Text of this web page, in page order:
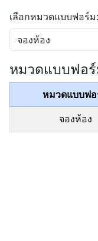
เลือกหมวดแบบฟอร์ม:
หมวดแบบฟอร์
หมวดแบบฟ
จองห้อง